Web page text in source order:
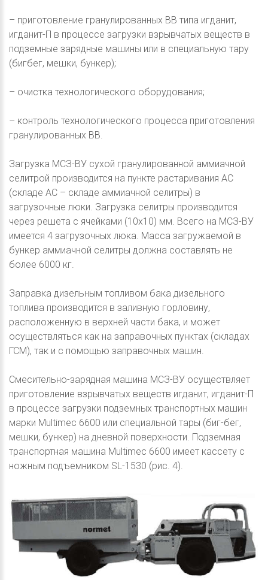
– приготовление гранулированных ВВ типа игданит,
игданит-П в процессе загрузки взрывчатых веществ в
подземные зарядные машины или в специальную тару
(бигбег, мешки, бункер);
– очистка технологического оборудования;
– контроль технологического процесса приготовления
гранулированных ВВ.
Загрузка МСЗ-ВУ сухой гранулированной аммиачной
селитрой производится на пункте растаривания АС
(складе АС – складе аммиачной селитры) в
загрузочные люки. Загрузка селитры производится
через решета с ячейками (10х10) мм. Всего на МСЗ-ВУ
имеется 4 загрузочных люка. Масса загружаемой в
бункер аммиачной селитры должна составлять не
более 6000 кг.
Заправка дизельным топливом бака дизельного
топлива производится в заливную горловину,
расположенную в верхней части бака, и может
осуществляться как на заправочных пунктах (складах
ГСМ), так и с помощью заправочных машин.
Смесительно-зарядная машина МСЗ-ВУ осуществляет
приготовление взрывчатых веществ игданит, игданит-П
в процессе загрузки подземных транспортных машин
марки Multimec 6600 или специальной тары (биг-бег,
мешки, бункер) на дневной поверхности. Подземная
транспортная машина Multimec 6600 имеет кассету с
ножным подъемником SL-1530 (рис. 4).